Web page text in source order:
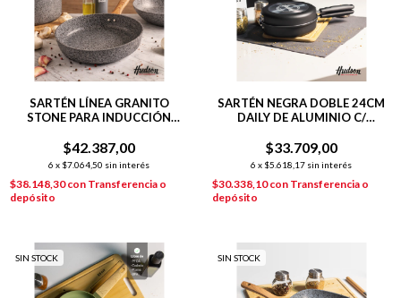
SARTÉN LÍNEA GRANITO
STONE PARA INDUCCIÓN
$42.387,00
6 x $7.064,50 sin interés
$38.148,30con Transferencia o
depósito
SARTÉN NEGRA DOBLE 24CM
DAILY DE ALUMINIO C/
$33.709,00
6 x $5.618,17 sin interés
$30.338,10con Transferencia o
depósito
SIN STOCK SIN STOCK